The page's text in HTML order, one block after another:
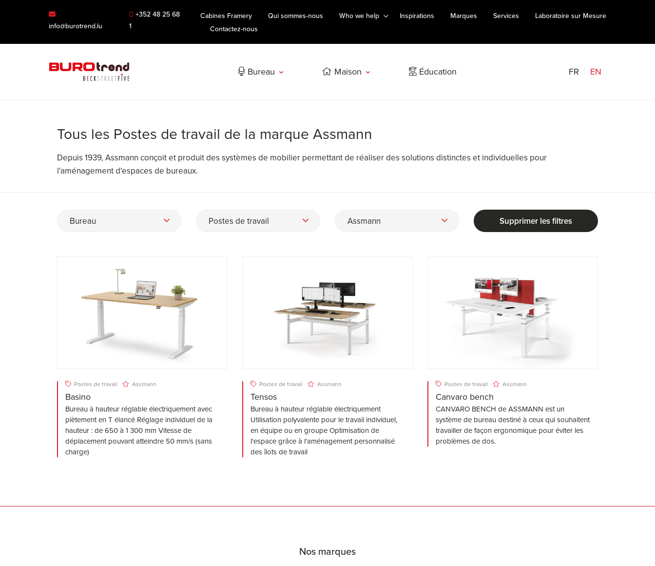
info@burotrend.lu
+352 48 25 68
1
Cabines Framery Qui sommes-nous Who we help Inspirations Marques Services
Laboratoire sur Mesure
Contactez-nous
Bureau Maison Éducation FR EN
Tous les Postes de travail de la marque Assmann
Depuis 1939, Assmann conçoit et produit des systèmes de mobilier permettant de réaliser des solutions distinctes et individuelles pour
l'aménagement d'espaces de bureaux.
Bureau Postes de travail Assmann Supprimer les filtres
Postes de travail Assmann
Basino
Bureau à hauteur réglable électriquement avec
piètement en T élancé Réglage individuel de la
hauteur : de 650 à 1 300 mm Vitesse de
déplacement pouvant atteindre 50 mm/s (sans
charge)
Postes de travail Assmann
Tensos
Bureau à hauteur réglable électriquement
Utilisation polyvalente pour le travail individuel,
en équipe ou en groupe Optimisation de
l'espace grâce à l'aménagement personnalisé
des îlots de travail
Postes de travail Assmann
Canvaro bench
CANVARO BENCH de ASSMANN est un
système de bureau destiné à ceux qui souhaitent
travailler de façon ergonomique pour éviter les
problèmes de dos.
Nos marques